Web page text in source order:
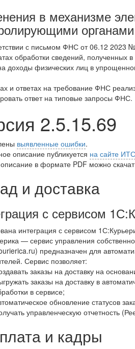
в механизме
органами
с письмом ФНС от 06.12 2023
обработки сведений, полученных
доходы физических лиц в
и ответах на требование ФНС
ответ на типовые запросы ФНС.
2.5.15.69
выявленные ошибки.
описание публикуется на сайте ИТС
в формате PDF можно
и доставка
с сервисом
интеграция с сервисом
— сервис управления
предназначен для
Сервис позволяет:
заказы на доставку на
заказы на доставку в
в сервисе;
обновление статусов
управленческую отчетность
и кадры